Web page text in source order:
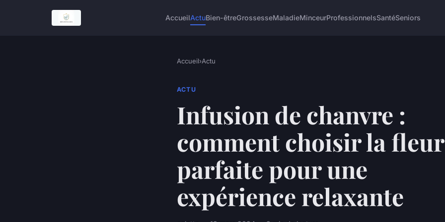
AccueilActuBien-êtreGrossesseMaladieMinceurProfessionnelsSantéSeniors
Accueil›Actu
ACTU
Infusion de chanvre :
comment choisir la fleur
parfaite pour une
expérience relaxante